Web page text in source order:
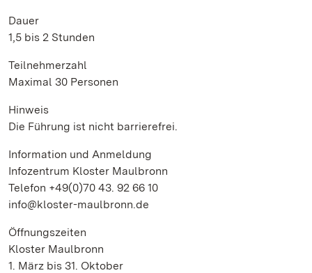
Dauer
1,5 bis 2 Stunden
Teilnehmerzahl
Maximal 30 Personen
Hinweis
Die Führung ist nicht barrierefrei.
Information und Anmeldung
Infozentrum Kloster Maulbronn
Telefon +49(0)70 43. 92 66 10
info@kloster-maulbronn.de
Öffnungszeiten
Kloster Maulbronn
1. März bis 31. Oktober